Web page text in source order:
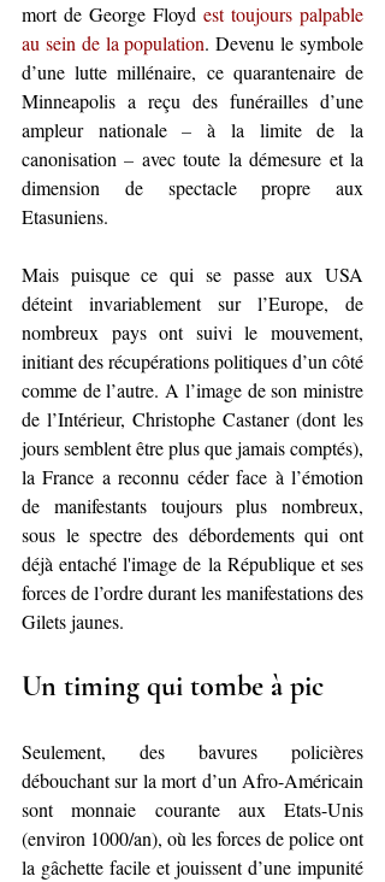
mort de George Floyd est toujours palpable
au sein de la population. Devenu le symbole
d’une lutte millénaire, ce quarantenaire de
Minneapolis a reçu des funérailles d’une
ampleur nationale – à la limite de la
canonisation – avec toute la démesure et la
dimension de spectacle propre aux
Etasuniens.
Mais puisque ce qui se passe aux USA
déteint invariablement sur l’Europe, de
nombreux pays ont suivi le mouvement,
initiant des récupérations politiques d’un côté
comme de l’autre. A l’image de son ministre
de l’Intérieur, Christophe Castaner (dont les
jours semblent être plus que jamais comptés),
la France a reconnu céder face à l’émotion
de manifestants toujours plus nombreux,
sous le spectre des débordements qui ont
déjà entaché l'image de la République et ses
forces de l’ordre durant les manifestations des
Gilets jaunes.
Un timing qui tombe à pic
Seulement, des bavures policières
débouchant sur la mort d’un Afro-Américain
sont monnaie courante aux Etats-Unis
(environ 1000/an), où les forces de police ont
la gâchette facile et jouissent d’une impunité